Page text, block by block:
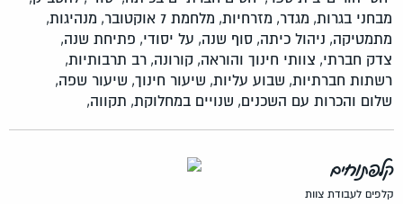
מבחני בגרות, מגדר, מזרחיות, מלחמת 7 אוקטובר,
מנהיגות,
מתמטיקה, ניהול כיתה, סוף שנה, על יסודי, פתיחת שנה,
צדק חברתי, צוותי חינוך והוראה, קורונה, רב תרבותיות,
רשתות חברתיות, שבוע עליות, שיעור חינוך, שיעור שפה,
שלום והכרות עם השכנים, שנויים במחלוקת, תקווה,
קלפתוחים
קלפים לעבודת צוות